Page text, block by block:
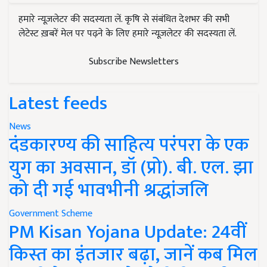
हमारे न्यूज़लेटर की सदस्यता लें. कृषि से संबंधित देशभर की सभी
लेटेस्ट ख़बरें मेल पर पढ़ने के लिए हमारे न्यूज़लेटर की सदस्यता लें.
Subscribe Newsletters
Latest feeds
News
दंडकारण्य की साहित्य परंपरा के एक
युग का अवसान, डॉ (प्रो). बी. एल. झा
को दी गई भावभीनी श्रद्धांजलि
Government Scheme
PM Kisan Yojana Update: 24वीं
किस्त का इंतजार बढ़ा, जानें कब मिल